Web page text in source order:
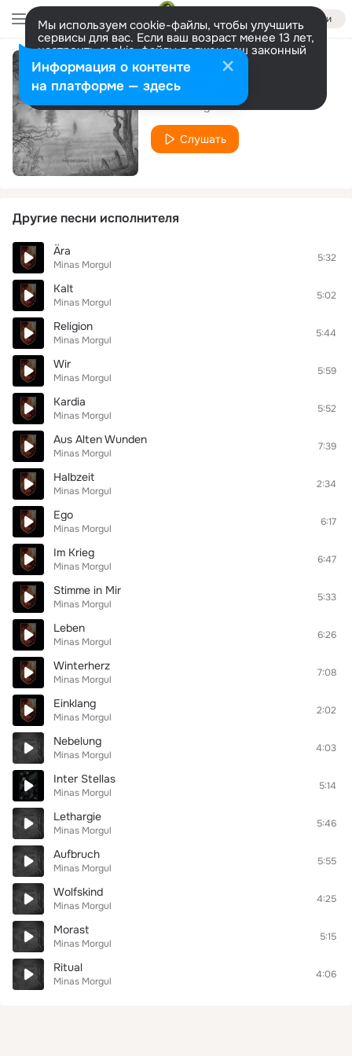
Войти
Мы используем cookie-файлы, чтобы улучшить
сервисы для вас. Если ваш возраст менее 13 лет,
настроить cookie-файлы должен ваш законный
представитель. Больше информации
Разрешить все Настроить
Inter Stellas
Minas Morgul
Слушать
Другие песни исполнителя
Ära
Minas Morgul
5:32
Kalt
Minas Morgul
5:02
Religion
Minas Morgul
5:44
Wir
Minas Morgul
5:59
Kardia
Minas Morgul
5:52
Aus Alten Wunden
Minas Morgul
7:39
Halbzeit
Minas Morgul
2:34
Ego
Minas Morgul
6:17
Im Krieg
Minas Morgul
6:47
Stimme in Mir
Minas Morgul
5:33
Leben
Minas Morgul
6:26
Winterherz
Minas Morgul
7:08
Einklang
Minas Morgul
2:02
Nebelung
Minas Morgul
4:03
Inter Stellas
Minas Morgul
5:14
Lethargie
Minas Morgul
5:46
Aufbruch
Minas Morgul
5:55
Wolfskind
Minas Morgul
4:25
Morast
Minas Morgul
5:15
Ritual
Minas Morgul
4:06
Информация о контенте
на платформе — здесь